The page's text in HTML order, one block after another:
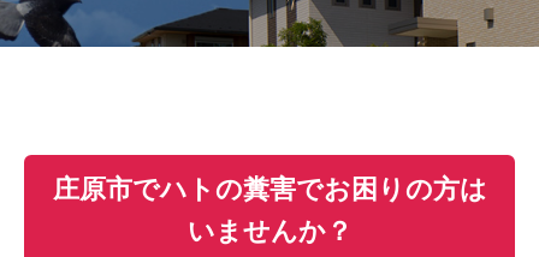
庄原市でハトの糞害でお困りの方は
いませんか？